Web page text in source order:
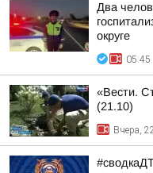
Два
округе
05:45
«Вести.
(21.10)
Вчера,